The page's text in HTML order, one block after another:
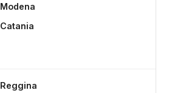
Modena
Catania
Reggina